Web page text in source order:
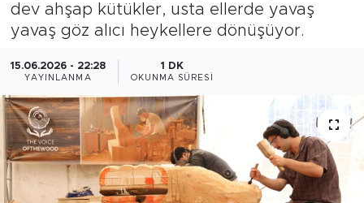
dev ahşap kütükler, usta ellerde yavaş
yavaş göz alıcı heykellere dönüşüyor.
15.06.2026 - 22:28
YAYINLANMA
1 DK
OKUNMA SÜRESI
Bölge
Teknoloji
Magazin
Dünya
Sektör